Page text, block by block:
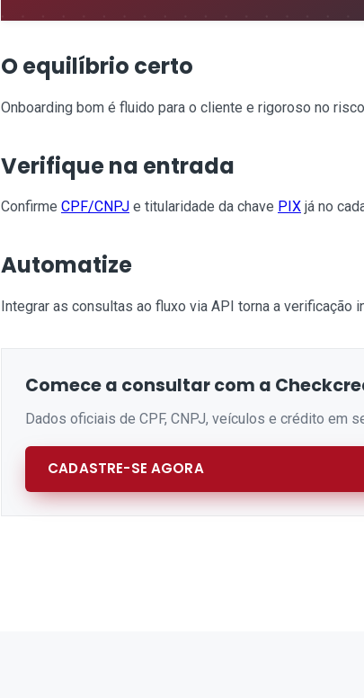
O equilíbrio certo
Onboarding bom é fluido para o cliente e rigoroso no
Verifique na entrada
Confirme CPF/CNPJ e titularidade da chave PIX já no
Automatize
Integrar as consultas ao fluxo via API torna a verificação
Comece a consultar com a
Dados oficiais de CPF, CNPJ, veículos e crédito em
CADASTRE-SE AGORA